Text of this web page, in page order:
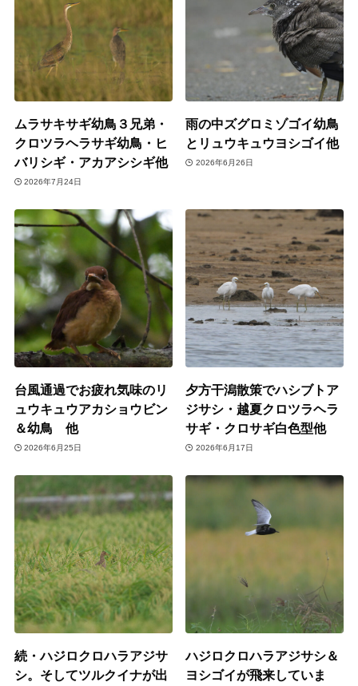
ムラサキサギ幼鳥３兄弟・
クロツラヘラサギ幼鳥・ヒ
バリシギ・アカアシシギ他
2026年7月24日
雨の中ズグロミゾゴイ幼鳥
とリュウキュウヨシゴイ他
2026年6月26日
台風通過でお疲れ気味のリ
ュウキュウアカショウビン
＆幼鳥 他
2026年6月25日
夕方干潟散策でハシブトア
ジサシ・越夏クロツラヘラ
サギ・クロサギ白色型他
2026年6月17日
続・ハジロクロハラアジサ
シ。そしてツルクイナが出
ハジロクロハラアジサシ＆
ヨシゴイが飛来していま